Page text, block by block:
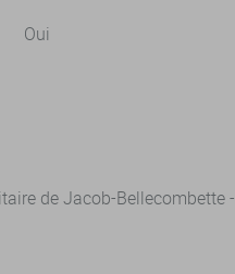
Oui
de Jacob-Bellecombette -